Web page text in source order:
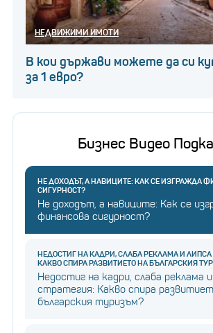
НЕДВИЖИМИ ИМОТИ
В кои държави можете да си
за 1 евро?
Бизнес Видео
НЕ ДОХОДЪТ, А НАВИЦИТЕ: КАК СЕ ИЗГРАЖДА
СИГУРНОСТ?
Не доходът, а навиците: Как се
финансова сигурност?
НЕДОСТИГ НА КАДРИ, СЛАБА РЕКЛАМА И ЛИПСА
КАКВО СПИРА РАЗВИТИЕТО НА БЪЛГАРСКИЯ
Недостиг на кадри, слаба реклама
стратегия: Какво спира
българския туризъм?